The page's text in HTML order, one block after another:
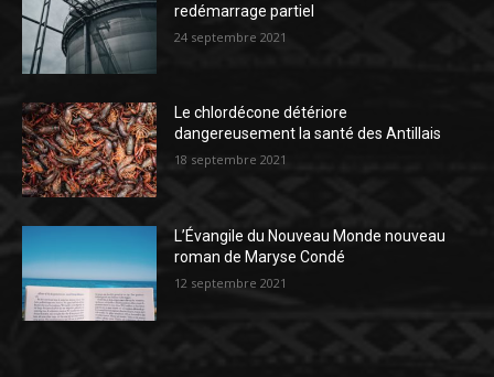
redémarrage partiel
24 septembre 2021
Le chlordécone détériore
dangereusement la santé des Antillais
18 septembre 2021
L’Évangile du Nouveau Monde nouveau
roman de Maryse Condé
12 septembre 2021